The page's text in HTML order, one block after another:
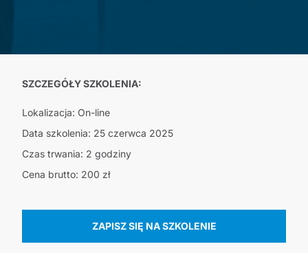
SZCZEGÓŁY SZKOLENIA:
Lokalizacja: On-line
Data szkolenia: 25 czerwca 2025
Czas trwania: 2 godziny
Cena brutto: 200 zł
ZAPISZ SIĘ NA SZKOLENIE